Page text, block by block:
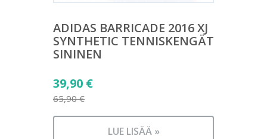
ADIDAS BARRICADE 2016 XJ
SYNTHETIC TENNISKENGÄT
SININEN
65,90€
Alkuperäinen
hinta
oli:
39,90 €
Nykyinen
LUE LISÄÄ »